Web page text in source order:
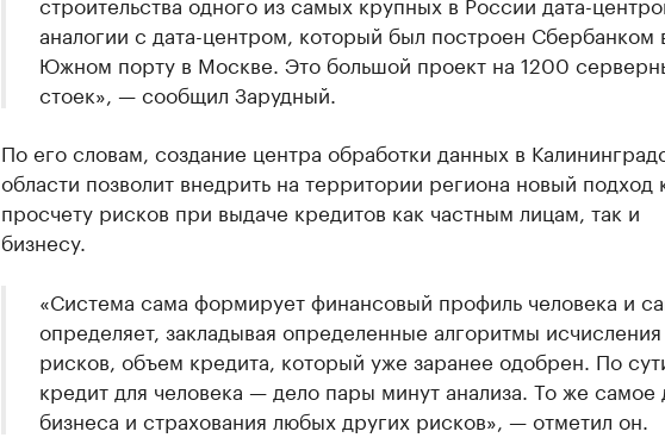
аналогии с дата-центром, который был построен Сбербанком
Южном порту в Москве. Это большой проект на 1200
стоек», — сообщил Зарудный.
По его словам, создание центра обработки данных в
области позволит внедрить на территории региона новый подход
просчету рисков при выдаче кредитов как частным лицам, так и
бизнесу.
«Система сама формирует финансовый профиль человека и
определяет, закладывая определенные алгоритмы исчисления
рисков, объем кредита, который уже заранее одобрен. По
кредит для человека — дело пары минут анализа. То же самое
бизнеса и страхования любых других рисков», — отметил он.